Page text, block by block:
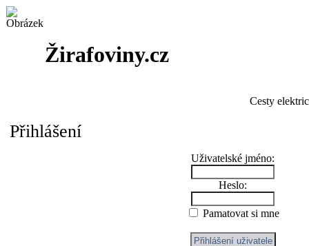
Žirafoviny.cz
Cesty
Přihlášení
Uživatelské jméno:
Heslo:
Pamatovat si mne